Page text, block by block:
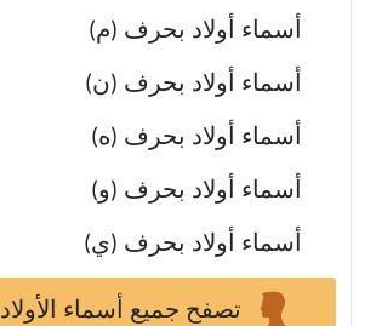
أسماء أولاد بحرف (م)
أسماء أولاد بحرف (ن)
أسماء أولاد بحرف (ه)
أسماء أولاد بحرف (و)
أسماء أولاد بحرف (ي)
تصفح جميع أسماء الأولاد